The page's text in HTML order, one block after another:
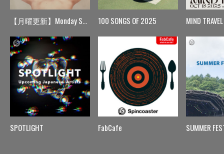
【月曜更新】Monday Spin
SPOTLIGHT
100 SONGS OF 2025
FabCafe
MIND TRAVEL
SUMMER